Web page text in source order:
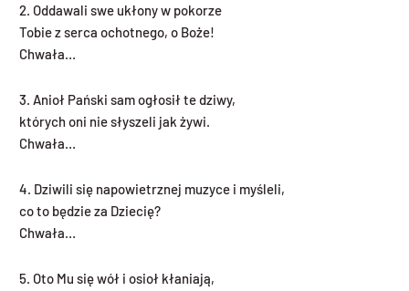
2. Oddawali swe ukłony w pokorze
Tobie z serca ochotnego, o Boże!
Chwała…
3. Anioł Pański sam ogłosił te dziwy,
których oni nie słyszeli jak żywi.
Chwała…
4. Dziwili się napowietrznej muzyce i myśleli,
co to będzie za Dziecię?
Chwała…
5. Oto Mu się wół i osioł kłaniają,